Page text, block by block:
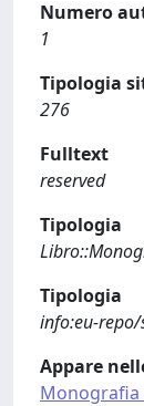
Numero
1
Tipologia
276
Fulltext
reserved
Tipologia
Tipologia
info:eu-
Appare